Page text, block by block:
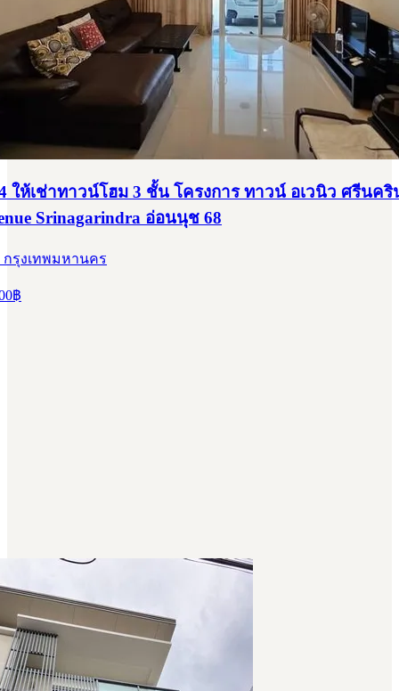
ให้เช่าทาวน์โฮม 3 ชั้น โครงการ ทาวน์ อเวนิว ศรีนคริ
Srinagarindra อ่อนนุช 68
กรุงเทพมหานคร
฿